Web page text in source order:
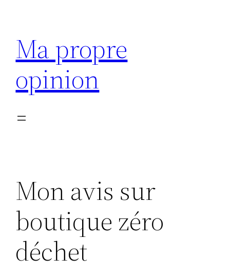
contenu
Ma propre
opinion
Mon avis sur
boutique zéro
déchet